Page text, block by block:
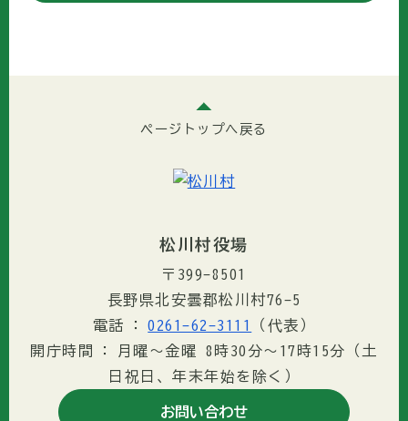
ページトップへ戻る
松川村役場
〒399-8501
長野県北安曇郡松川村76-5
電話
0261-62-3111
（代表）
開庁時間
月曜～金曜 8時30分〜17時15分（土
日祝日、年末年始を除く）
お問い合わせ